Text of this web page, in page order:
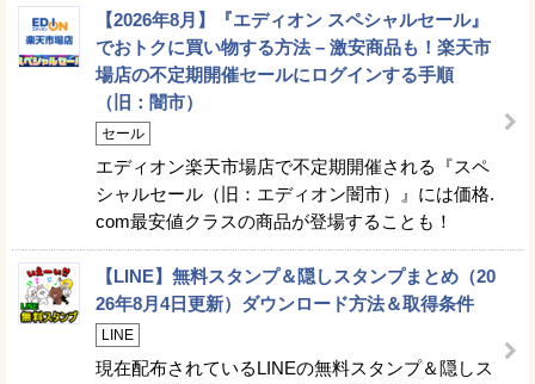
【2026年8月】『エディオン スペシャルセール』
でおトクに買い物する方法 – 激安商品も！楽天市
場店の不定期開催セールにログインする手順
（旧：闇市）
セール
エディオン楽天市場店で不定期開催される『スペ
シャルセール（旧：エディオン闇市）』には価格.
com最安値クラスの商品が登場することも！
【LINE】無料スタンプ＆隠しスタンプまとめ（20
26年8月4日更新）ダウンロード方法＆取得条件
LINE
現在配布されているLINEの無料スタンプ＆隠しス